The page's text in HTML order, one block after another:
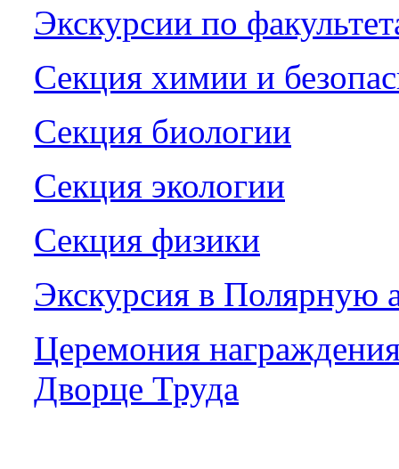
Экскурсии по
Секция химии и
Секция биологии
Секция экологии
Секция физики
Экскурсия в Полярную
Церемония
Дворце Труда